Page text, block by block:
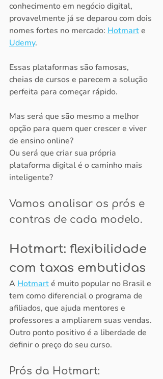
conhecimento em negócio digital,
provavelmente já se deparou com dois
nomes fortes no mercado: Hotmart e
Udemy.
Essas plataformas são famosas,
cheias de cursos e parecem a solução
perfeita para começar rápido.
Mas será que são mesmo a melhor
opção para quem quer crescer e viver
de ensino online?
Ou será que criar sua própria
plataforma digital é o caminho mais
inteligente?
Vamos analisar os prós e
contras de cada modelo.
Hotmart: flexibilidade
com taxas embutidas
A Hotmart é muito popular no Brasil e
tem como diferencial o programa de
afiliados, que ajuda mentores e
professores a ampliarem suas vendas.
Outro ponto positivo é a liberdade de
definir o preço do seu curso.
Prós da Hotmart: